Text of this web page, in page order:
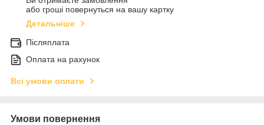
або гроші повернуться на вашу картку
Детальніше
Післяплата
Оплата на рахунок
Всі умови оплати
Умови повернення